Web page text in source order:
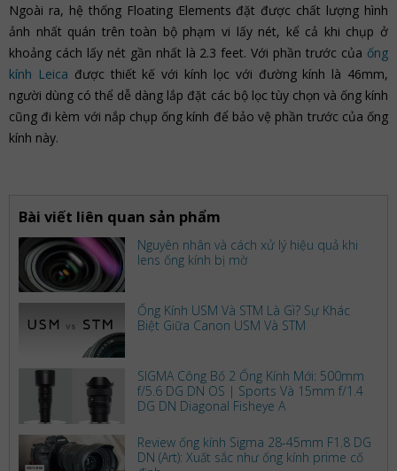
Ngoài ra, hệ thống Floating Elements đặt được chất lượng hình
ảnh nhất quán trên toàn bộ phạm vi lấy nét, kể cả khi chụp ở
khoảng cách lấy nét gần nhất là 2.3 feet. Với phần trước của ống
kính Leica được thiết kế với kính lọc với đường kính là 46mm,
người dùng có thể dễ dàng lắp đặt các bộ lọc tùy chọn và ống kính
cũng đi kèm với nắp chụp ống kính để bảo vệ phần trước của ống
kính này.
Bài viết liên quan sản phẩm
Nguyên nhân và cách xử lý hiệu quả khi
lens ống kính bị mờ
Ống Kính USM Và STM Là Gì? Sự Khác
Biệt Giữa Canon USM Và STM
SIGMA Công Bố 2 Ống Kính Mới: 500mm
f/5.6 DG DN OS | Sports Và 15mm f/1.4
DG DN Diagonal Fisheye A
Review ống kính Sigma 28-45mm F1.8 DG
DN (Art): Xuất sắc như ống kính prime cố